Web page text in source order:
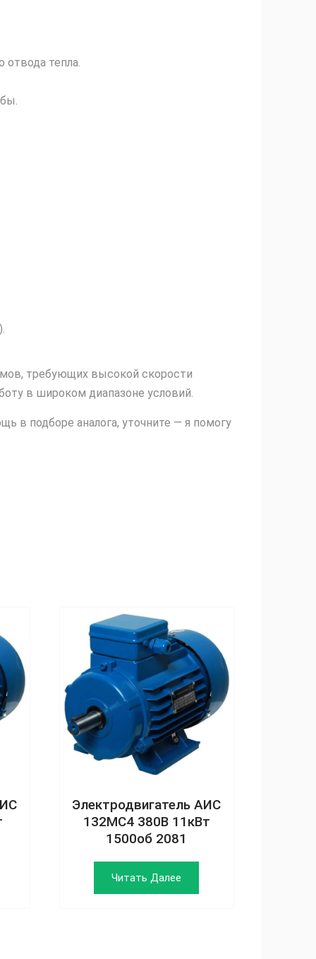
тепла.
требующих высокой скорости
в широком диапазоне условий.
в подборе аналога, уточните — я помогу
Электродвигатель АИС
132MC4 380В 11кВт
1500об 2081
Читать Далее